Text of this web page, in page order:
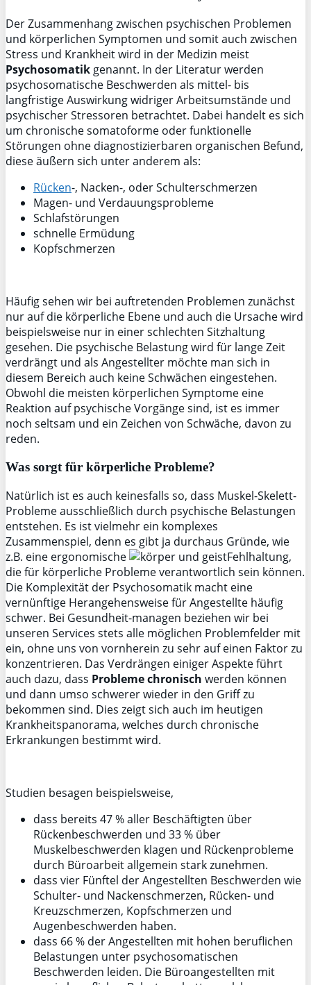
Der Zusammenhang zwischen psychischen Problemen
und körperlichen Symptomen und somit auch zwischen
Stress und Krankheit wird in der Medizin meist
Psychosomatikgenannt. In der Literatur werden
psychosomatische Beschwerden als mittel- bis
langfristige Auswirkung widriger Arbeitsumstände und
psychischer Stressoren betrachtet. Dabei handelt es sich
um chronische somatoforme oder funktionelle
Störungen ohne diagnostizierbaren organischen Befund,
diese äußern sich unter anderem als:
Rücken-, Nacken-, oder Schulterschmerzen
Magen- und Verdauungsprobleme
Schlafstörungen
schnelle Ermüdung
Kopfschmerzen
Häufig sehen wir bei auftretenden Problemen zunächst
nur auf die körperliche Ebene und auch die Ursache wird
beispielsweise nur in einer schlechten Sitzhaltung
gesehen. Die psychische Belastung wird für lange Zeit
verdrängt und als Angestellter möchte man sich in
diesem Bereich auch keine Schwächen eingestehen.
Obwohl die meisten körperlichen Symptome eine
Reaktion auf psychische Vorgänge sind, ist es immer
noch seltsam und ein Zeichen von Schwäche, davon zu
reden.
Was sorgt für körperliche Probleme?
Natürlich ist es auch keinesfalls so, dass Muskel-Skelett-
Probleme ausschließlich durch psychische Belastungen
entstehen. Es ist vielmehr ein komplexes
Zusammenspiel, denn es gibt ja durchaus Gründe, wie
z.B. eine ergonomische
Fehlhaltung,
die für körperliche Probleme verantwortlich sein können.
Die Komplexität der Psychosomatik macht eine
vernünftige Herangehensweise für Angestellte häufig
schwer. Bei Gesundheit-managen beziehen wir bei
unseren Services stets alle möglichen Problemfelder mit
ein, ohne uns von vornherein zu sehr auf einen Faktor zu
konzentrieren. Das Verdrängen einiger Aspekte führt
auch dazu, dass Probleme chronisch werden können
und dann umso schwerer wieder in den Griff zu
bekommen sind. Dies zeigt sich auch im heutigen
Krankheitspanorama, welches durch chronische
Erkrankungen bestimmt wird.
Studien besagen beispielsweise,
dass bereits 47 % aller Beschäftigten über
Rückenbeschwerden und 33 % über
Muskelbeschwerden klagen und Rückenprobleme
durch Büroarbeit allgemein stark zunehmen.
dass vier Fünftel der Angestellten Beschwerden wie
Schulter- und Nackenschmerzen, Rücken- und
Kreuzschmerzen, Kopfschmerzen und
Augenbeschwerden haben.
dass 66 % der Angestellten mit hohen beruflichen
Belastungen unter psychosomatischen
Beschwerden leiden. Die Büroangestellten mit